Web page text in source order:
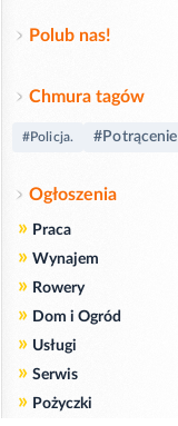
Polub nas!
Chmura tagów
#Policja. #Potrącenie
Ogłoszenia
» Praca
» Wynajem
» Rowery
» Dom i Ogród
» Usługi
» Serwis
» Pożyczki